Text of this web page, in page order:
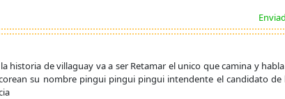
historia de villaguay va a ser Retamar el unico que camina y
su nombre pingui pingui pingui intendente el candidato